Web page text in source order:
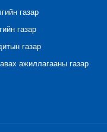
газар
газар
газар
ажиллагааны газар